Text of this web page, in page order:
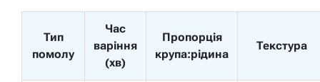
Тип
помолу
Час
варіння
(хв)
Пропорція
крупа:рідина
Текстура